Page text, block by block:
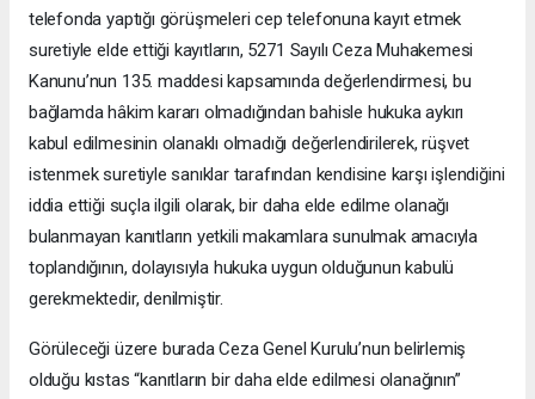
telefonda yaptığı görüşmeleri cep telefonuna kayıt etmek
suretiyle elde ettiği kayıtların, 5271 Sayılı Ceza Muhakemesi
Kanunu’nun 135. maddesi kapsamında değerlendirmesi, bu
bağlamda hâkim kararı olmadığından bahisle hukuka aykırı
kabul edilmesinin olanaklı olmadığı değerlendirilerek, rüşvet
istenmek suretiyle sanıklar tarafından kendisine karşı işlendiğini
iddia ettiği suçla ilgili olarak, bir daha elde edilme olanağı
bulanmayan kanıtların yetkili makamlara sunulmak amacıyla
toplandığının, dolayısıyla hukuka uygun olduğunun kabulü
gerekmektedir, denilmiştir.
Görüleceği üzere burada Ceza Genel Kurulu’nun belirlemiş
olduğu kıstas “kanıtların bir daha elde edilmesi olanağının”